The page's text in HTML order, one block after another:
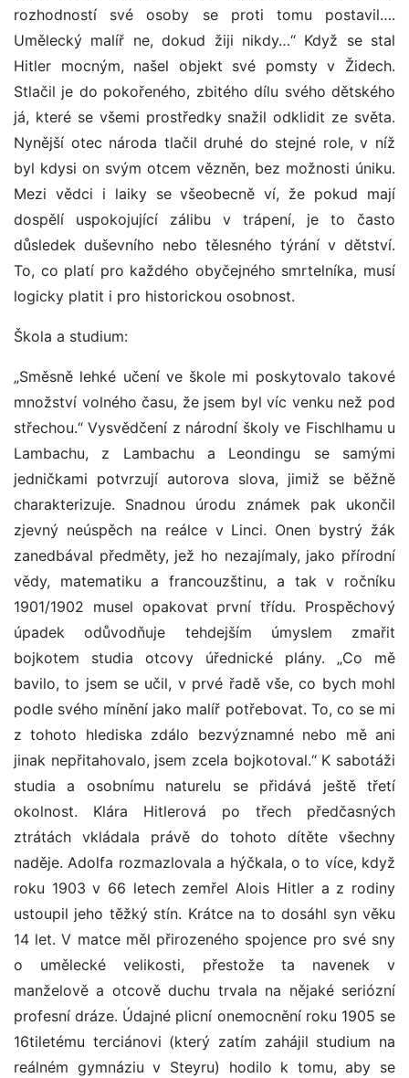
rozhodností své osoby se proti tomu postavil….
Umělecký malíř ne, dokud žiji nikdy…“ Když se stal
Hitler mocným, našel objekt své pomsty v Židech.
Stlačil je do pokořeného, zbitého dílu svého dětského
já, které se všemi prostředky snažil odklidit ze světa.
Nynější otec národa tlačil druhé do stejné role, v níž
byl kdysi on svým otcem vězněn, bez možnosti úniku.
Mezi vědci i laiky se všeobecně ví, že pokud mají
dospělí uspokojující zálibu v trápení, je to často
důsledek duševního nebo tělesného týrání v dětství.
To, co platí pro každého obyčejného smrtelníka, musí
logicky platit i pro historickou osobnost.
Škola a studium:
„Směsně lehké učení ve škole mi poskytovalo takové
množství volného času, že jsem byl víc venku než pod
střechou.“ Vysvědčení z národní školy ve Fischlhamu u
Lambachu, z Lambachu a Leondingu se samými
jedničkami potvrzují autorova slova, jimiž se běžně
charakterizuje. Snadnou úrodu známek pak ukončil
zjevný neúspěch na reálce v Linci. Onen bystrý žák
zanedbával předměty, jež ho nezajímaly, jako přírodní
vědy, matematiku a francouzštinu, a tak v ročníku
1901/1902 musel opakovat první třídu. Prospěchový
úpadek odůvodňuje tehdejším úmyslem zmařit
bojkotem studia otcovy úřednické plány. „Co mě
bavilo, to jsem se učil, v prvé řadě vše, co bych mohl
podle svého mínění jako malíř potřebovat. To, co se mi
z tohoto hlediska zdálo bezvýznamné nebo mě ani
jinak nepřitahovalo, jsem zcela bojkotoval.“ K sabotáži
studia a osobnímu naturelu se přidává ještě třetí
okolnost. Klára Hitlerová po třech předčasných
ztrátách vkládala právě do tohoto dítěte všechny
naděje. Adolfa rozmazlovala a hýčkala, o to více, když
roku 1903 v 66 letech zemřel Alois Hitler a z rodiny
ustoupil jeho těžký stín. Krátce na to dosáhl syn věku
14 let. V matce měl přirozeného spojence pro své sny
o umělecké velikosti, přestože ta navenek v
manželově a otcově duchu trvala na nějaké seriózní
profesní dráze. Údajné plicní onemocnění roku 1905 se
16tiletému terciánovi (který zatím zahájil studium na
reálném gymnáziu v Steyru) hodilo k tomu, aby se